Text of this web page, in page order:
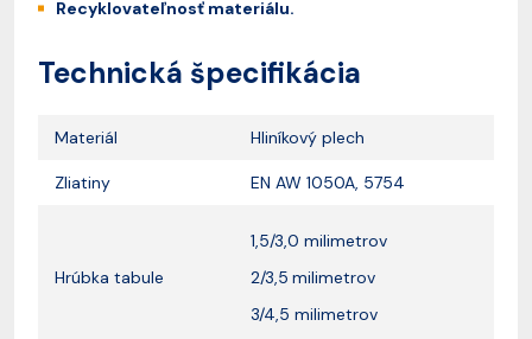
Recyklovateľnosť materiálu.
Technická špecifikácia
Materiál Hliníkový plech
Zliatiny EN AW 1050A, 5754
Hrúbka tabule
1,5/3,0 milimetrov
2/3,5 milimetrov
3/4,5 milimetrov